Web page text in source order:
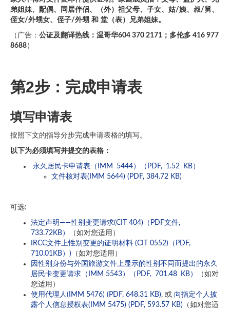
弟姐妹、配偶、同居伴侣、（外）祖父母、子女、姑/姨、叔/舅、
侄女/外甥女、侄子/外甥 和 堂（表）兄弟姐妹。
（广告： 公证及翻译热线：温哥华604 370 2171；多伦多 416 977
8688）
第2步：完成申请表
填写申请表
按照下文的指导分步完成申请表格的填写。
以下为必须填写并提交的表格：
永久居民卡申请表（IMM 5444）（PDF, 1.52 KB）
文件核对表(IMM 5644) (PDF, 384.72 KB)
可选:
法定声明——性别变更请求(CIT 404)（PDF文件,
733.72KB）
（如对您适用）
IRCC文件上性别变更的证明材料 (CIT 0552)（PDF,
710.01KB）) （如对您适用）
因性别身份与外国旅游文件上显示的性别不同而提出的永久
居民卡变更请求（IMM 5543）（PDF, 701.48 KB）
（如对
您适用）
使用代理人(IMM 5476) (PDF, 648.31 KB), 或 向指定个人披
露个人信息授权表(IMM 5475) (PDF, 593.57 KB) （如对您适